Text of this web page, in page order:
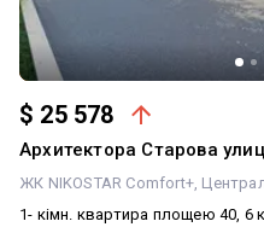
$ 25 578
Архитектора Старова
ЖК NIKOSTAR Comfort+
1- кімн. квартира площею 40, 6